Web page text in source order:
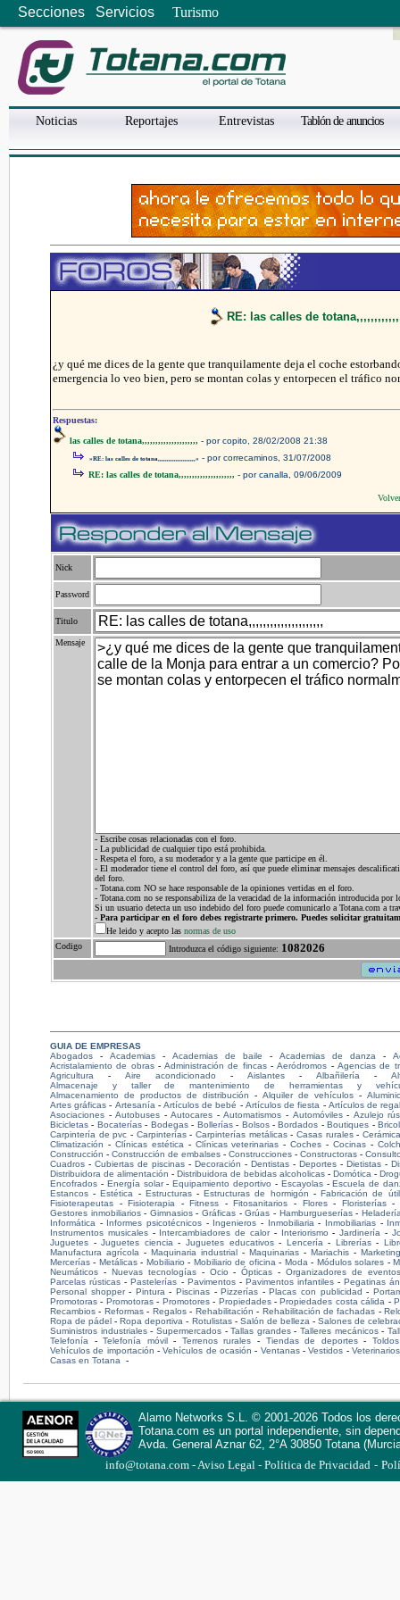
Secciones Servicios Turismo
Noticias Reportajes Entrevistas Tablón de anuncios
RE: las calles de
¿y qué me dices de la gente que tranquilamente deja el coche
emergencia lo veo bien, pero se montan colas y entorpecen el tráfico
Respuestas:
las calles de totana,,,,,,,,,,,,,,,,,,,,, - por copito, 28/02/2008 21:38
»RE: las calles de totana,,,,,,,,,,,,,,,,,,,,,« - por correcaminos, 31/07/2008
RE: las calles de totana,,,,,,,,,,,,,,,,,,,,, - por canalla, 09/06/2009
Volver
Nick
Password
Titulo
Mensaje
- Escribe cosas relacionadas con el foro.
- La publicidad de cualquier tipo está prohibida.
- Respeta el foro, a su moderador y a la gente que participe en él.
- El moderador tiene el control del foro, así que puede eliminar mensajes
del foro.
- Totana.com NO se hace responsable de la opiniones vertidas en el foro.
- Totana.com no se responsabiliza de la veracidad de la información introducida
Si un usuario detecta un uso indebido del foro puede comunicarlo a Totana.com a
- Para participar en el foro debes registrarte primero. Puedes solicitar
He leido y acepto las normas de uso
Codigo
Introduzca el código siguiente: 1082026
GUIA DE EMPRESAS
Abogados - Academias - Academias de baile - Academias de danza -
Acristalamiento de obras-Administración de fincas-Aeródromos - Agencias de
Agricultura - Aire acondicionado - Aislantes - Albañilería -
Almacenaje y taller de mantenimiento de herramientas y
Almacenamiento de productos de distribución - Alquiler de vehículos -
Artes gráficas - Artesanía -Artículos de bebé - Artículos de fiesta - Artículos de
Asociaciones -Autobuses -Autocares -Automatismos - Automóviles- Azulejo
Bicicletas - Bocaterías- Bodegas- Bollerías- Bolsos-Bordados -Boutiques -
Carpintería de pvc - Carpinterías- Carpinterías metálicas- Casas rurales-
Climatización - Clínicas estética - Clínicas veterinarias -Coches -Cocinas -
Construcción - Construcción de embalses - Construcciones - Constructoras -
Cuadros - Cubiertas de piscinas - Decoración - Dentistas - Deportes - Dietistas -
Distribuidora de alimentación - Distribuidora de bebidas alcoholicas - Domótica -
Encofrados - Energía solar-Equipamiento deportivo - Escayolas-Escuela de
Estancos -Estética - Estructuras-Estructuras de hormigón -Fabricación de
Fisioterapeutas -Fisioterapia -Fitness -Fitosanitarios - Flores- Floristerías-
Gestores inmobiliarios- Gimnasios-Gráficas -Grúas - Hamburgueserías-
Informática - Informes psicotécnicos - Ingenieros - Inmobiliaria - Inmobiliarias -
Instrumentos musicales- Intercambiadores de calor- Interiorismo -Jardinería -
Juguetes -Juguetes ciencia - Juguetes educativos- Lencería - Librerías-
Manufactura agrícola - Maquinaria industrial - Maquinarias - Mariachis - Marketing
Mercerías - Metálicas- Mobiliario - Mobiliario de oficina - Moda - Módulos solares -
Neumáticos - Nuevas tecnologías- Ocio -Ópticas -Organizadores de
Parcelas rústicas -Pastelerías - Pavimentos- Pavimentos infantiles -Pegatinas
Personal shopper- Pintura -Piscinas -Pizzerías -Placas con publicidad -
Promotoras - Promotoras- Promotores- Propiedades-Propiedades costa cálida -
Recambios - Reformas- Regalos- Rehabilitación - Rehabilitación de fachadas -
Ropa de pádel -Ropa deportiva - Rotulistas- Salón de belleza - Salones de
Suministros industriales- Supermercados-Tallas grandes-Talleres mecánicos-
Telefonía -Telefonía móvil- Terrenos rurales - Tiendas de deportes- Toldos
Vehículos de importación -Vehículos de ocasión - Ventanas-Vestidos -Veterinarios
Casas en Totana -
Alamo Networks S.L. © 2001-2026 Todos los
Totana.com es un portal independiente, sin
Avda. General Aznar 62, 2°A 30850 Totana
info@totana.com Aviso Legal Política de Privacidad-